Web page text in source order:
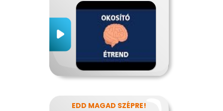
EDD MAGAD SZÉPRE!